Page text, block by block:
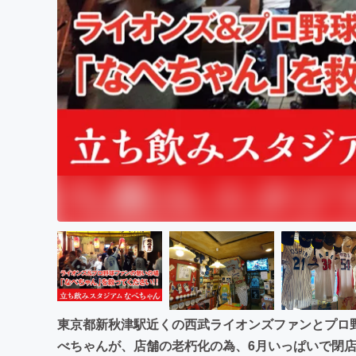
まちづくり・地域活性化
東京都新秋津駅近くの西武ライオンズファンとプ
べちゃんが、店舗の老朽化の為、6月いっぱいで閉